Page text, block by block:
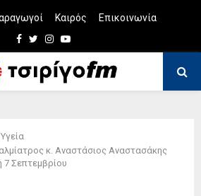
Καιρός
Επικοινωνία
Facebook
TwitterInstagram
Youtube
Υγεία
κ. Αναστάσιος Αναστασάκης
7 Σεπτεμβρίου